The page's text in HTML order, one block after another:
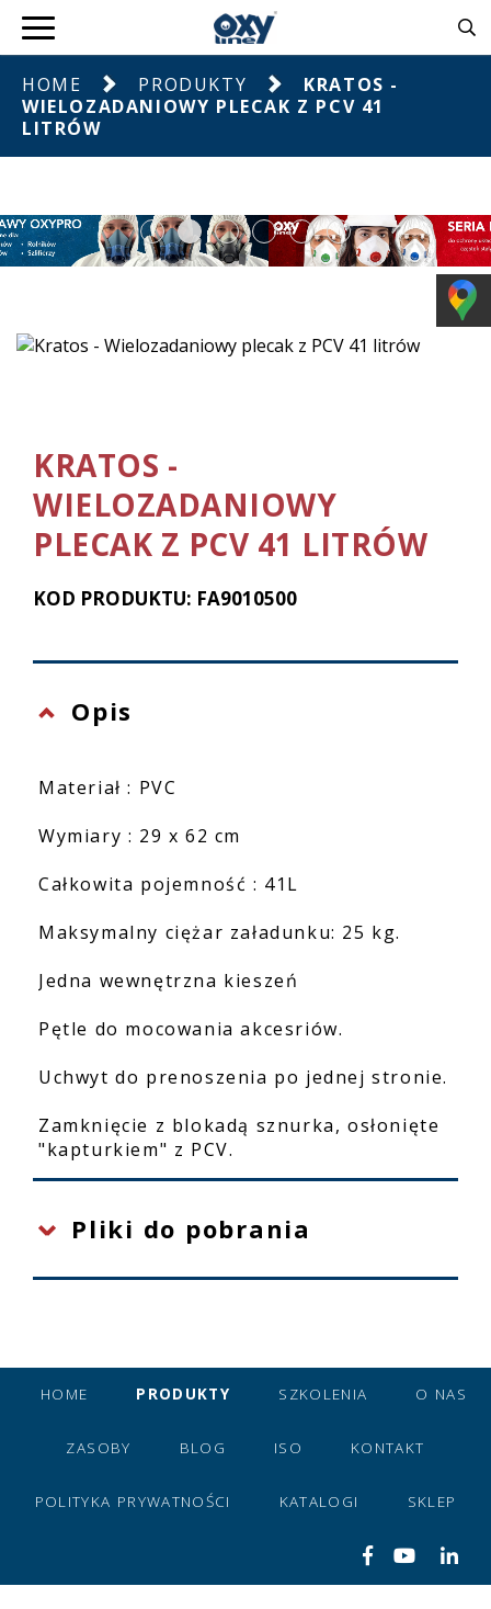
HOME PRODUKTY
KRATOS -
WIELOZADANIOWY PLECAK Z PCV 41
LITRÓW
KRATOS -
WIELOZADANIOWY
PLECAK Z PCV 41 LITRÓW
KOD PRODUKTU: FA9010500
Opis
Materiał : PVC
Wymiary : 29 x 62 cm
Całkowita pojemność : 41L
Maksymalny ciężar załadunku: 25 kg.
Jedna wewnętrzna kieszeń
Pętle do mocowania akcesriów.
Uchwyt do prenoszenia po jednej stronie.
Zamknięcie z blokadą sznurka, osłonięte
"kapturkiem" z PCV.
Pliki do pobrania
HOME PRODUKTY SZKOLENIA O NAS
ZASOBY BLOG ISO KONTAKT
POLITYKA PRYWATNOŚCI KATALOGI SKLEP